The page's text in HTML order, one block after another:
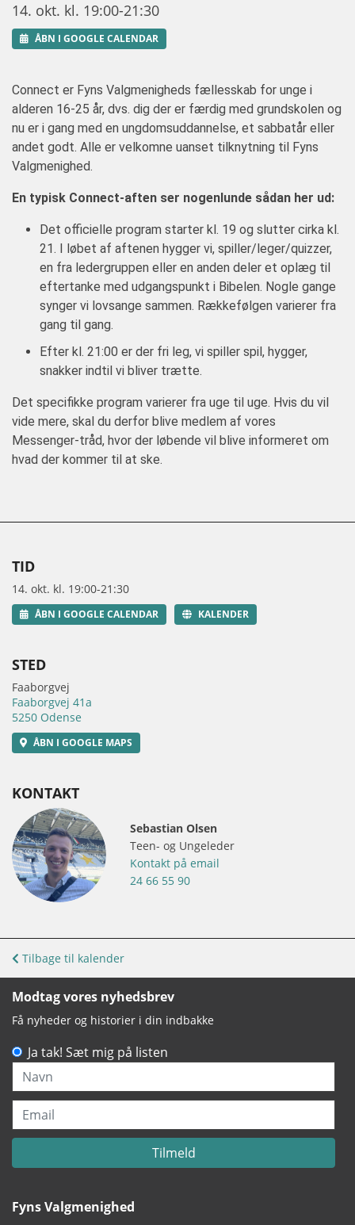
TID
14. okt. kl. 19:00-21:30
ÅBN I GOOGLE CALENDAR KALENDER
STED
Faaborgvej
Faaborgvej 41a
5250 Odense
ÅBN I GOOGLE MAPS
KONTAKT
Sebastian Olsen
Teen- og Ungeleder
Kontakt på email
24 66 55 90
14. okt. kl. 19:00-21:30
ÅBN I GOOGLE CALENDAR
Connect er Fyns Valgmenigheds fællesskab for unge i
alderen 16-25 år, dvs. dig der er færdig med grundskolen og
nu er i gang med en ungdomsuddannelse, et sabbatår eller
andet godt. Alle er velkomne uanset tilknytning til Fyns
Valgmenighed.
En typisk Connect-aften ser nogenlunde sådan her ud:
Det officielle program starter kl. 19 og slutter cirka kl.
21. I løbet af aftenen hygger vi, spiller/leger/quizzer,
en fra ledergruppen eller en anden deler et oplæg til
eftertanke med udgangspunkt i Bibelen. Nogle gange
synger vi lovsange sammen. Rækkefølgen varierer fra
gang til gang.
Efter kl. 21:00 er der fri leg, vi spiller spil, hygger,
snakker indtil vi bliver trætte.
Det specifikke program varierer fra uge til uge. Hvis du vil
vide mere, skal du derfor blive medlem af vores
Messenger-tråd, hvor der løbende vil blive informeret om
hvad der kommer til at ske.
Tilbage til kalender
Fyns Valgmenighed
Modtag vores nyhedsbrev
Få nyheder og historier i din indbakke
Ja tak! Sæt mig på listen
Navn
Email
Tilmeld